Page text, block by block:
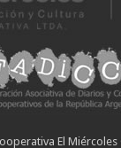
El Miércoles